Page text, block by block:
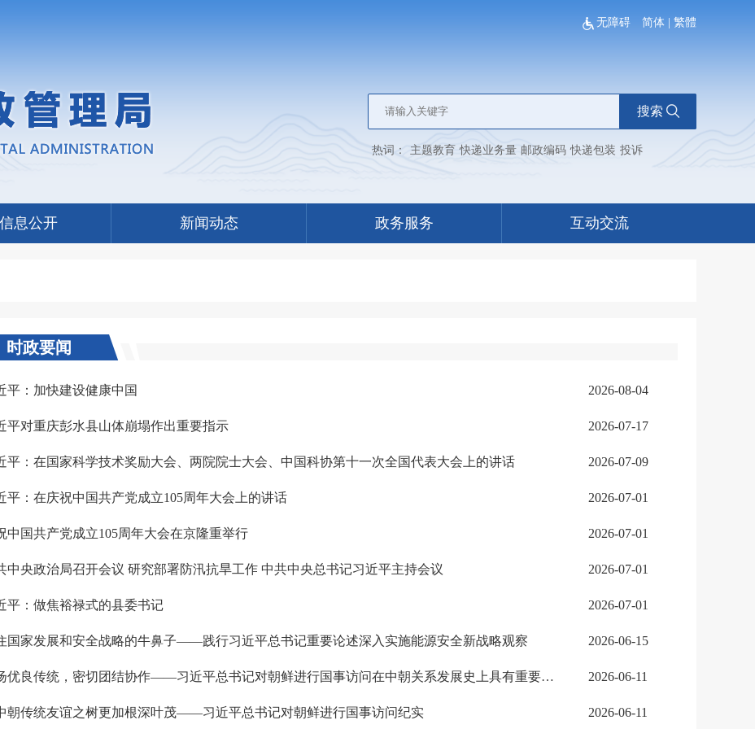
无障碍 简体 繁體
搜索
热词： 主题教育 快递业务量 邮政编码 快递包装 投诉
息公开 新闻动态 政务服务 互动交流
时政要闻
平：加快建设健康中国 2026-08-04
平对重庆彭水县山体崩塌作出重要指示 2026-07-17
平：在国家科学技术奖励大会、两院院士大会、中国科协第十一次全国代表大会上的讲话 2026-07-09
平：在庆祝中国共产党成立105周年大会上的讲话 2026-07-01
中国共产党成立105周年大会在京隆重举行 2026-07-01
中央政治局召开会议 研究部署防汛抗旱工作 中共中央总书记习近平主持会议 2026-07-01
平：做焦裕禄式的县委书记 2026-07-01
国家发展和安全战略的牛鼻子——践行习近平总书记重要论述深入实施能源安全新战略观察 2026-06-15
弘扬优良传统，密切团结协作——习近平总书记对朝鲜进行国事访问在中朝关系发展史上具有重要里程碑意义 2026-06-11
朝传统友谊之树更加根深叶茂——习近平总书记对朝鲜进行国事访问纪实 2026-06-11